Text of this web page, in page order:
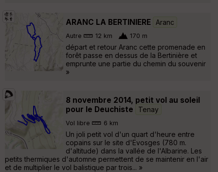
ARANC LA BERTINIERE Aranc
Autre 12 km 170 m
départ et retour Aranc cette promenade en
forêt passe en dessus de la Bertinière et
emprunte une partie du chemin du souvenir
»
8 novembre 2014, petit vol au soleil
pour le Deuchiste
Tenay
Vol libre 6 km
Un joli petit vol d'un quart d'heure entre
copains sur le site d'Evosges (780 m.
d'altitude) dans la vallée de l'Albarine. Les
petits thermiques d'automne permettent de se maintenir en l'air
et de multiplier le vol balistique par trois... »